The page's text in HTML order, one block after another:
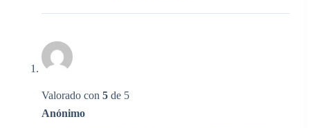
Valorado con 5 de 5
Anónimo